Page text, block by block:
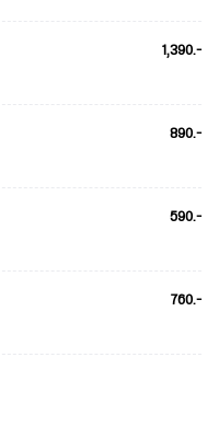
1,390.-
890.-
590.-
760.-